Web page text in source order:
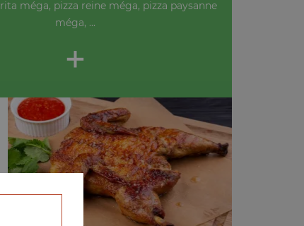
méga, pizza reine méga, pizza paysanne
méga, ...
+